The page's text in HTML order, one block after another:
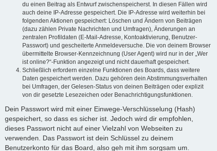
du einen Beitrag als Entwurf zwischenspeicherst. In diesen Fällen wird
auch deine IP-Adresse gespeichert. Die IP-Adresse wird weiterhin bei
folgenden Aktionen gespeichert: Löschen und Ändern von Beiträgen
(dazu zählen Private Nachrichten und Umfragen), Änderungen an
zentralen Profildaten (E-Mail-Adresse, Kontoaktivierung, Benutzer-
Passwort) und gescheiterte Anmeldeversuche. Die von deinem Browser
übermittelte Browser-Kennzeichnung (User Agent) wird nur in der „Wer
ist online?“-Funktion angezeigt und nicht dauerhaft gespeichert.
Schließlich erfordern einzelne Funktionen des Boards, dass weitere
Daten gespeichert werden. Dazu gehören dein Abstimmungsverhalten
bei Umfragen, der Gelesen-Status von deinen Beiträgen oder explizit
von dir gesetzte Lesezeichen oder Benachrichtigungsfunktionen.
Dein Passwort wird mit einer Einwege-Verschlüsselung (Hash)
gespeichert, so dass es sicher ist. Jedoch wird dir empfohlen,
dieses Passwort nicht auf einer Vielzahl von Webseiten zu
verwenden. Das Passwort ist dein Schlüssel zu deinem
Benutzerkonto für das Board, also geh mit ihm sorgsam um.